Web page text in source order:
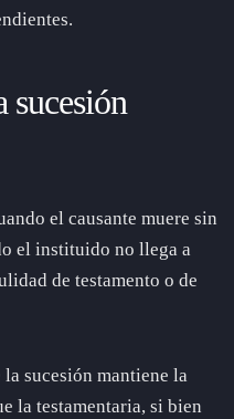
sucesión
el causante muere sin
el instituido no llega a
de testamento o de
sucesión mantiene la
la testamentaria, si bien